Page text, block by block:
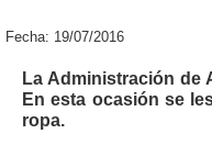
Fecha: 19/07/2016
La Administración de
En esta ocasión se
ropa.